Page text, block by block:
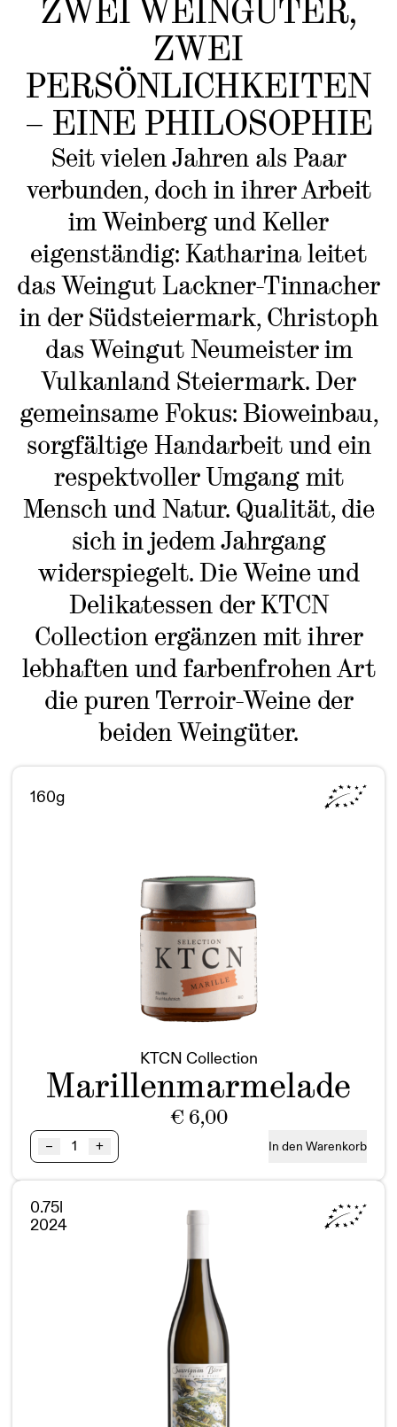
ZWEI WEINGÜTER,
ZWEI
PERSÖNLICHKEITEN
– EINE PHILOSOPHIE
Seit vielen Jahren als Paar
verbunden, doch in ihrer Arbeit
im Weinberg und Keller
eigenständig: Katharina leitet
das Weingut Lackner-Tinnacher
in der Südsteiermark, Christoph
das Weingut Neumeister im
Vulkanland Steiermark. Der
gemeinsame Fokus: Bioweinbau,
sorgfältige Handarbeit und ein
respektvoller Umgang mit
Mensch und Natur. Qualität, die
sich in jedem Jahrgang
widerspiegelt. Die Weine und
Delikatessen der KTCN
Collection ergänzen mit ihrer
lebhaften und farbenfrohen Art
die puren Terroir-Weine der
beiden Weingüter.
160g
KTCN Collection
Marillenmarmelade
€ 6,00
–
Marillenmarmelade
BIO
160g
Menge
+ In den Warenkorb
0.75l
2024